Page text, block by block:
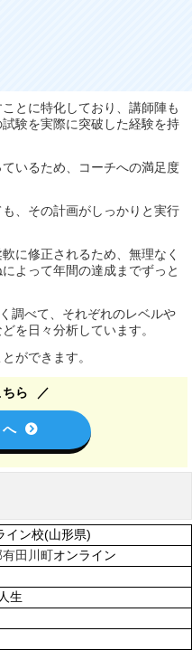
とに特化しており、講師陣も
験を実際に突破した経験を持
いるため、コーチへの満足度
、その計画がしっかりと実行
に修正されるため、無理なく
よって年間の達成までずっと
調べて、それぞれのレベルや
を日々分析しています。
ができます。
ら
イン校(山形県)
田川町オンライン
生